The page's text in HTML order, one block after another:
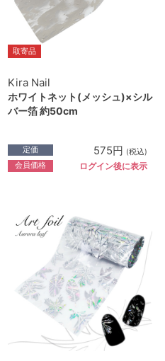
取寄品
Kira Nail
ホワイトネット(メッシュ)×シル
バー箔 約50cm
定価 575円 (税込)
会員価格 ログイン後に表示